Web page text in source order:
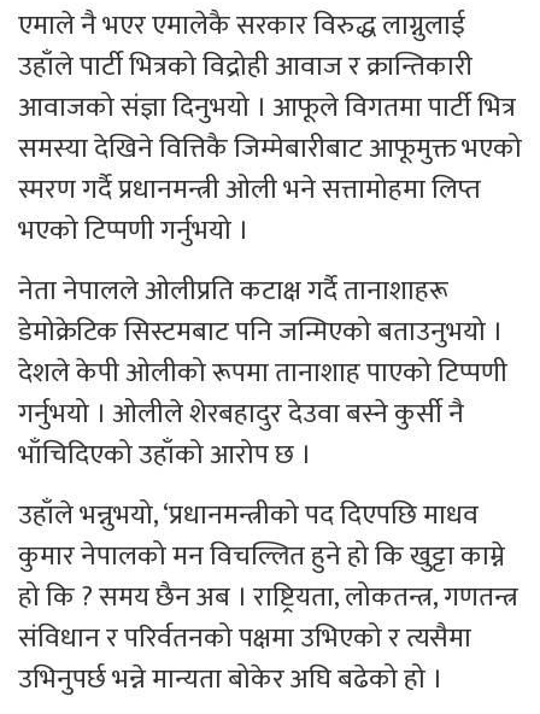
एमाले नै भएर एमालेकै सरकार विरुद्ध लाग्नुलाई
उहाँले पार्टी भित्रको विद्रोही आवाज र क्रान्तिकारी
आवाजको संज्ञा दिनुभयो । आफूले विगतमा पार्टी भित्र
समस्या देखिने वित्तिकै जिम्मेबारीबाट आफूमुक्त भएको
स्मरण गर्दै प्रधानमन्त्री ओली भने सत्तामोहमा लिप्त
भएको टिप्पणी गर्नुभयो ।
नेता नेपालले ओलीप्रति कटाक्ष गर्दै तानाशाहरू
डेमोक्रेटिक सिस्टमबाट पनि जन्मिएको बताउनुभयो ।
देशले केपी ओलीको रूपमा तानाशाह पाएको टिप्पणी
गर्नुभयो । ओलीले शेरबहादुर देउवा बस्ने कुर्सी नै
भाँचिदिएको उहाँको आरोप छ ।
उहाँले भन्नुभयो, ‘प्रधानमन्त्रीको पद दिएपछि माधव
कुमार नेपालको मन विचल्लित हुने हो कि खुट्टा काम्ने
हो कि ? समय छैन अब । राष्ट्रियता, लोकतन्त्र, गणतन्त्र
संविधान र परिर्वतनको पक्षमा उभिएको र त्यसैमा
उभिनुपर्छ भन्ने मान्यता बोकेर अघि बढेको हो ।